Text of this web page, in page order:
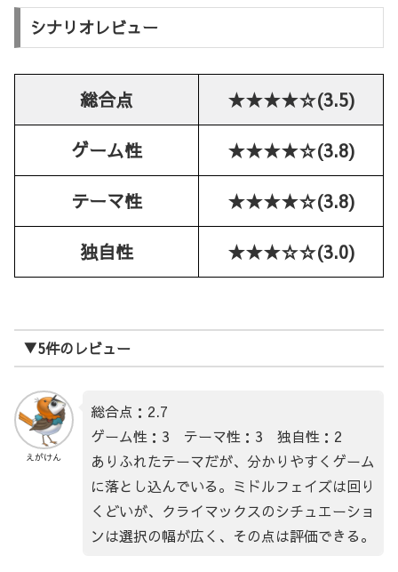
シナリオレビュー
総合点 ★★★★☆(3.5)
ゲーム性 ★★★★☆(3.8)
テーマ性 ★★★★☆(3.8)
独自性 ★★★☆☆(3.0)
▼5件のレビュー
えがけん
総合点：2.7
ゲーム性：3 テーマ性：3 独自性：2
ありふれたテーマだが、分かりやすくゲーム
に落とし込んでいる。ミドルフェイズは回り
くどいが、クライマックスのシチュエーショ
ンは選択の幅が広く、その点は評価できる。